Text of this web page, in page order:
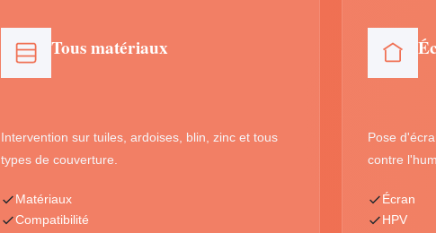
Tous matériaux
Intervention sur tuiles, ardoises, blin, zinc et tous
types de couverture.
Matériaux
Compatibilité
Pose
contre
Écran
HPV